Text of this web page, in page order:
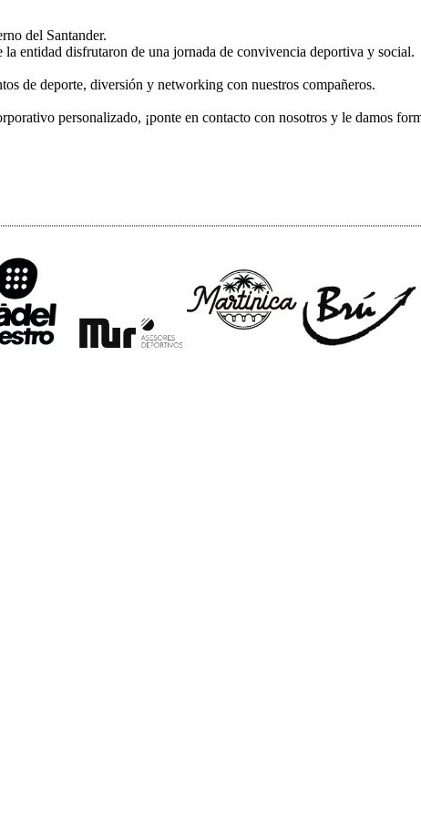
del Santander.
la entidad disfrutaron de una jornada de convivencia deportiva y social.
de deporte, diversión y networking con nuestros compañeros.
personalizado, ¡ponte en contacto con nosotros y le damos